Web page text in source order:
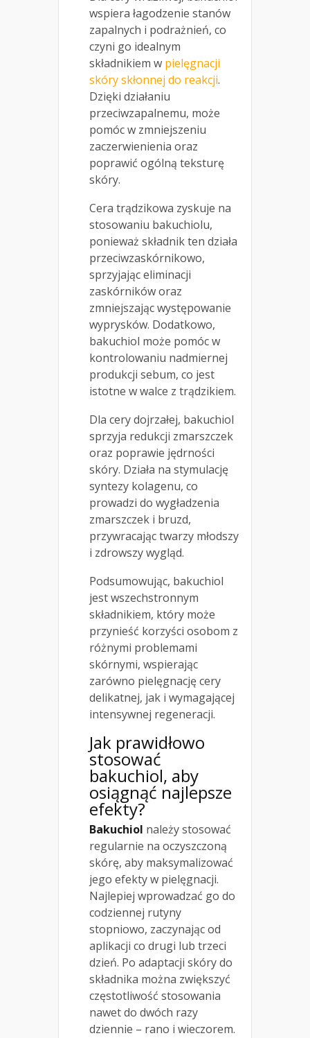
wspiera łagodzenie stanów
zapalnych i podrażnień, co
czyni go idealnym
składnikiem w pielęgnacji
skóry skłonnej do reakcji.
Dzięki działaniu
przeciwzapalnemu, może
pomóc w zmniejszeniu
zaczerwienienia oraz
poprawić ogólną teksturę
skóry.
Cera trądzikowa zyskuje na
stosowaniu bakuchiolu,
ponieważ składnik ten działa
przeciwzaskórnikowo,
sprzyjając eliminacji
zaskórników oraz
zmniejszając występowanie
wyprysków. Dodatkowo,
bakuchiol może pomóc w
kontrolowaniu nadmiernej
produkcji sebum, co jest
istotne w walce z trądzikiem.
Dla cery dojrzałej, bakuchiol
sprzyja redukcji zmarszczek
oraz poprawie jędrności
skóry. Działa na stymulację
syntezy kolagenu, co
prowadzi do wygładzenia
zmarszczek i bruzd,
przywracając twarzy młodszy
i zdrowszy wygląd.
Podsumowując, bakuchiol
jest wszechstronnym
składnikiem, który może
przynieść korzyści osobom z
różnymi problemami
skórnymi, wspierając
zarówno pielęgnację cery
delikatnej, jak i wymagającej
intensywnej regeneracji.
Jak prawidłowo
stosować
bakuchiol, aby
osiągnąć najlepsze
efekty?
Bakuchiol należy stosować
regularnie na oczyszczoną
skórę, aby maksymalizować
jego efekty w pielęgnacji.
Najlepiej wprowadzać go do
codziennej rutyny
stopniowo, zaczynając od
aplikacji co drugi lub trzeci
dzień. Po adaptacji skóry do
składnika można zwiększyć
częstotliwość stosowania
nawet do dwóch razy
dziennie – rano i wieczorem.